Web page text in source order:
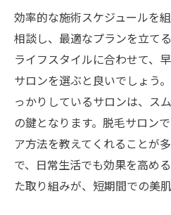
効率的な施術スケジュールを
相談し、最適なプランを立て
ライフスタイルに合わせて、
サロンを選ぶと良いでしょう
っかりしているサロンは、ス
の鍵となります。脱毛サロン
ア方法を教えてくれることが
で、日常生活でも効果を高め
た取り組みが、短期間での美